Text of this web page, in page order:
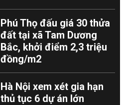
Phú Thọ đấu giá 30 thửa
đất tại xã Tam Dương
Bắc, khởi điểm 2,3 triệu
đồng/m2
Hà Nội xem xét gia hạn
thủ tục 6 dự án lớn